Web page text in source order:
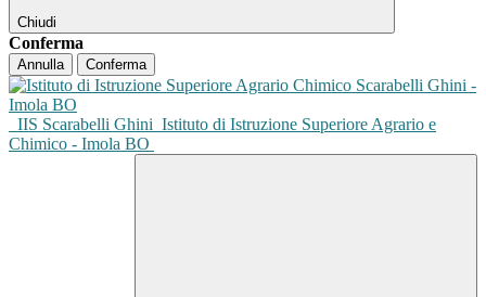
Chiudi
Conferma
Annulla Conferma
IIS Scarabelli Ghini Istituto di Istruzione Superiore Agrario e
Chimico - Imola BO